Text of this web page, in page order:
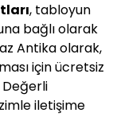
, tabloyun
bağlı olarak
Antika olarak,
için ücretsiz
iletişime